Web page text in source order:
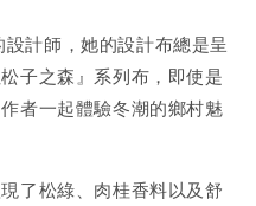
計師，她的設計布總是呈
子之森』系列布，即使是
者一起體驗冬潮的鄉村魅
了松綠、肉桂香料以及舒